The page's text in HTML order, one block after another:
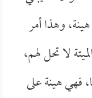
وهذا أمر
لا تحل لهم،
فهي هينة على